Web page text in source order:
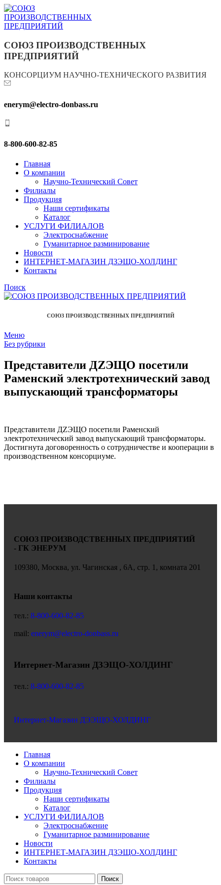
СОЮЗ ПРОИЗВОДСТВЕННЫХ
ПРЕДПРИЯТИЙ
КОНСОРЦИУМ НАУЧНО-ТЕХНИЧЕСКОГО РАЗВИТИЯ
enerym@electro-donbass.ru
8-800-600-82-85
Главная
О компании
Научно-Технический Совет
Филиалы
Продукция
Наши сертификаты
Каталог
УСЛУГИ ФИЛИАЛОВ
Электроснабжение
Гуманитарное разминирование
Новости
ИНТЕРНЕТ-МАГАЗИН ДЗЭЩО-ХОЛДИНГ
Контакты
Поиск
СОЮЗ ПРОИЗВОДСТВЕННЫХ ПРЕДПРИЯТИЙ
Меню
Без рубрики
Представители ДZЭЩО посетили
Раменский электротехнический завод
выпускающий трансформаторы
Представители ДZЭЩО посетили Раменский
электротехнический завод выпускающий трансформаторы.
Достигнута договоренность о сотрудничестве и кооперации в
производственном консорциуме.
СОЮЗ ПРОИЗВОДСТВЕННЫХ ПРЕДПРИЯТИЙ
- ГК ЭНЕРУМ
109380, Москва, ул. Чагинская , 6А, стр. 1, комната 201
Наши контакты
тел.: 8-800-600-82-85
mail: enerym@electro-donbass.ru
Интернет-Магазин ДЗЭЩО-ХОЛДИНГ
тел.: 8-800-600-82-85
Интернет-Магазин ДЭЭЩО-ХОЛДИНГ
Главная
О компании
Научно-Технический Совет
Филиалы
Продукция
Наши сертификаты
Каталог
УСЛУГИ ФИЛИАЛОВ
Электроснабжение
Гуманитарное разминирование
Новости
ИНТЕРНЕТ-МАГАЗИН ДЗЭЩО-ХОЛДИНГ
Контакты
Поиск